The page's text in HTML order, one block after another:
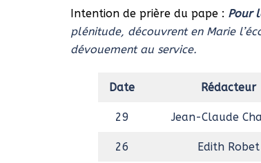
Intention de prière du pape : Pour
plénitude, découvrent en Marie
dévouement au service.
Date Rédacteur
29 Jean-Claude
26 Edith Robet